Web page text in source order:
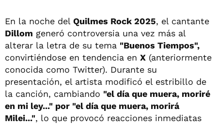
En la noche del Quilmes Rock 2025, el cantante
Dillom generó controversia una vez más al
alterar la letra de su tema "Buenos Tiempos",
convirtiéndose en tendencia en X (anteriormente
conocida como Twitter). Durante su
presentación, el artista modificó el estribillo de
la canción, cambiando "el día que muera, moriré
en mi ley..." por "el día que muera, morirá
Milei...", lo que provocó reacciones inmediatas